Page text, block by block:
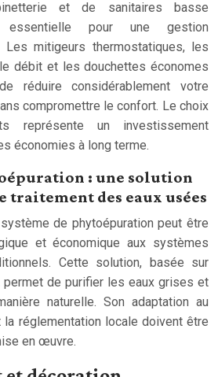
et de sanitaires basse
essentielle pour une gestion
Les mitigeurs thermostatiques, les
débit et les douchettes économes
réduire considérablement votre
compromettre le confort. Le choix
représente un investissement
économies à long terme.
: une solution
des eaux usées
de phytoépuration peut être
et économique aux systèmes
Cette solution, basée sur
permet de purifier les eaux grises et
naturelle. Son adaptation au
réglementation locale doivent être
en œuvre.